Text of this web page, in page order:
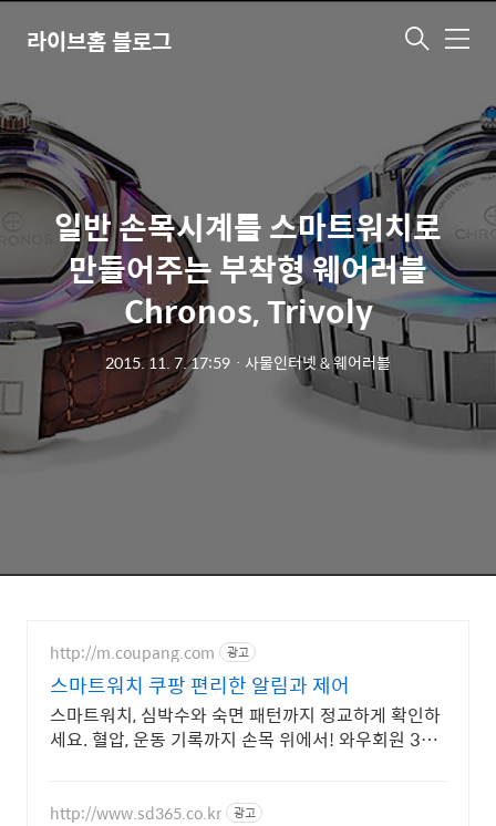
라이브홈 블로그 메
일반 손목시계를 스마트워치로
만들어주는 부착형 웨어러블
Chronos, Trivoly
2015. 11. 7. 17:59 ㆍ 사물인터넷 & 웨어러블
http://m.coupang.com 광고
스마트워치 쿠팡 편리한 알림과 제어
스마트워치, 심박수와 숙면 패턴까지 정교하게 확인하
세요. 혈압, 운동 기록까지 손목 위에서! 와우회원 30
http://www.sd365.co.kr 광고